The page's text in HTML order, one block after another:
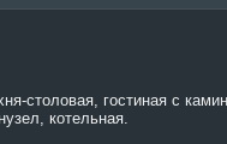
столовая, гостиная с
котельная.